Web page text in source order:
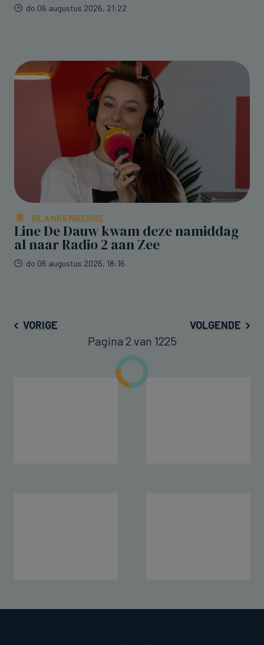
do 06 augustus 2026, 21:22
BLANKENBERGE
Line De Dauw kwam deze namiddag
al naar Radio 2 aan Zee
do 06 augustus 2026, 18:16
VORIGE VOLGENDE
Pagina 2 van 1225